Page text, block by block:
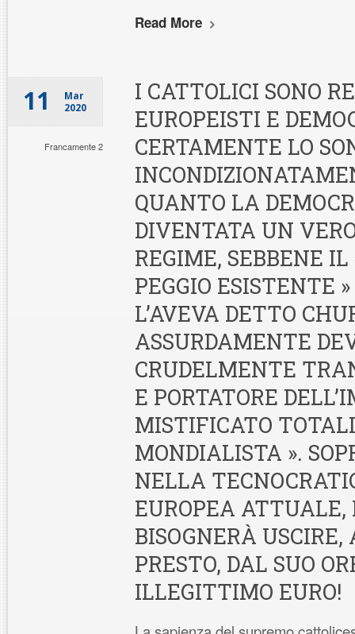
Read More
11
Mar
2020
Francamente 2
I CATTOLICI SONO
EUROPEISTI E
CERTAMENTE LO
QUANTO LA
DIVENTATA UN
REGIME, SEBBENE
PEGGIO ESISTENTE
L’AVEVA DETTO
ASSURDAMENTE
CRUDELMENTE
E PORTATORE
MISTIFICATO
MONDIALISTA ».
NELLA
EUROPEA
BISOGNERÀ USCIRE,
PRESTO, DAL SUO
ILLEGITTIMO EURO!